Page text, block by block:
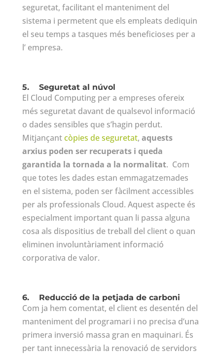
seguretat, facilitant el manteniment del
sistema i permetent que els empleats dediquin
el seu temps a tasques més beneficioses per a
l’ empresa.
5. Seguretat al núvol
El Cloud Computing per a empreses ofereix
més seguretat davant de qualsevol informació
o dades sensibles que s’hagin perdut.
Mitjançantcòpies de seguretat, aquests
arxius poden ser recuperats i queda
garantida la tornada a la normalitat. Com
que totes les dades estan emmagatzemades
en el sistema, poden ser fàcilment accessibles
per als professionals Cloud. Aquest aspecte és
especialment important quan li passa alguna
cosa als dispositius de treball del client o quan
eliminen involuntàriament informació
corporativa de valor.
6. Reducció de la petjada de carboni
Com ja hem comentat, el client es desentén del
manteniment del programari i no precisa d’una
primera inversió massa gran en maquinari. És
per tant innecessària la renovació de servidors